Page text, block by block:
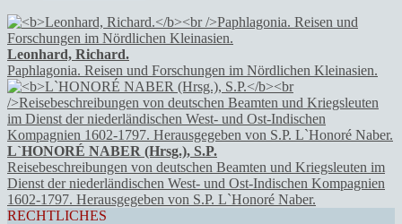
Leonhard, Richard.
Paphlagonia. Reisen und Forschungen im Nördlichen Kleinasien.
L`HONORÉ NABER (Hrsg.), S.P.
Reisebeschreibungen von deutschen Beamten und Kriegsleuten im
Dienst der niederländischen West- und Ost-Indischen Kompagnien
1602-1797. Herausgegeben von S.P. L`Honoré Naber.
RECHTLICHES